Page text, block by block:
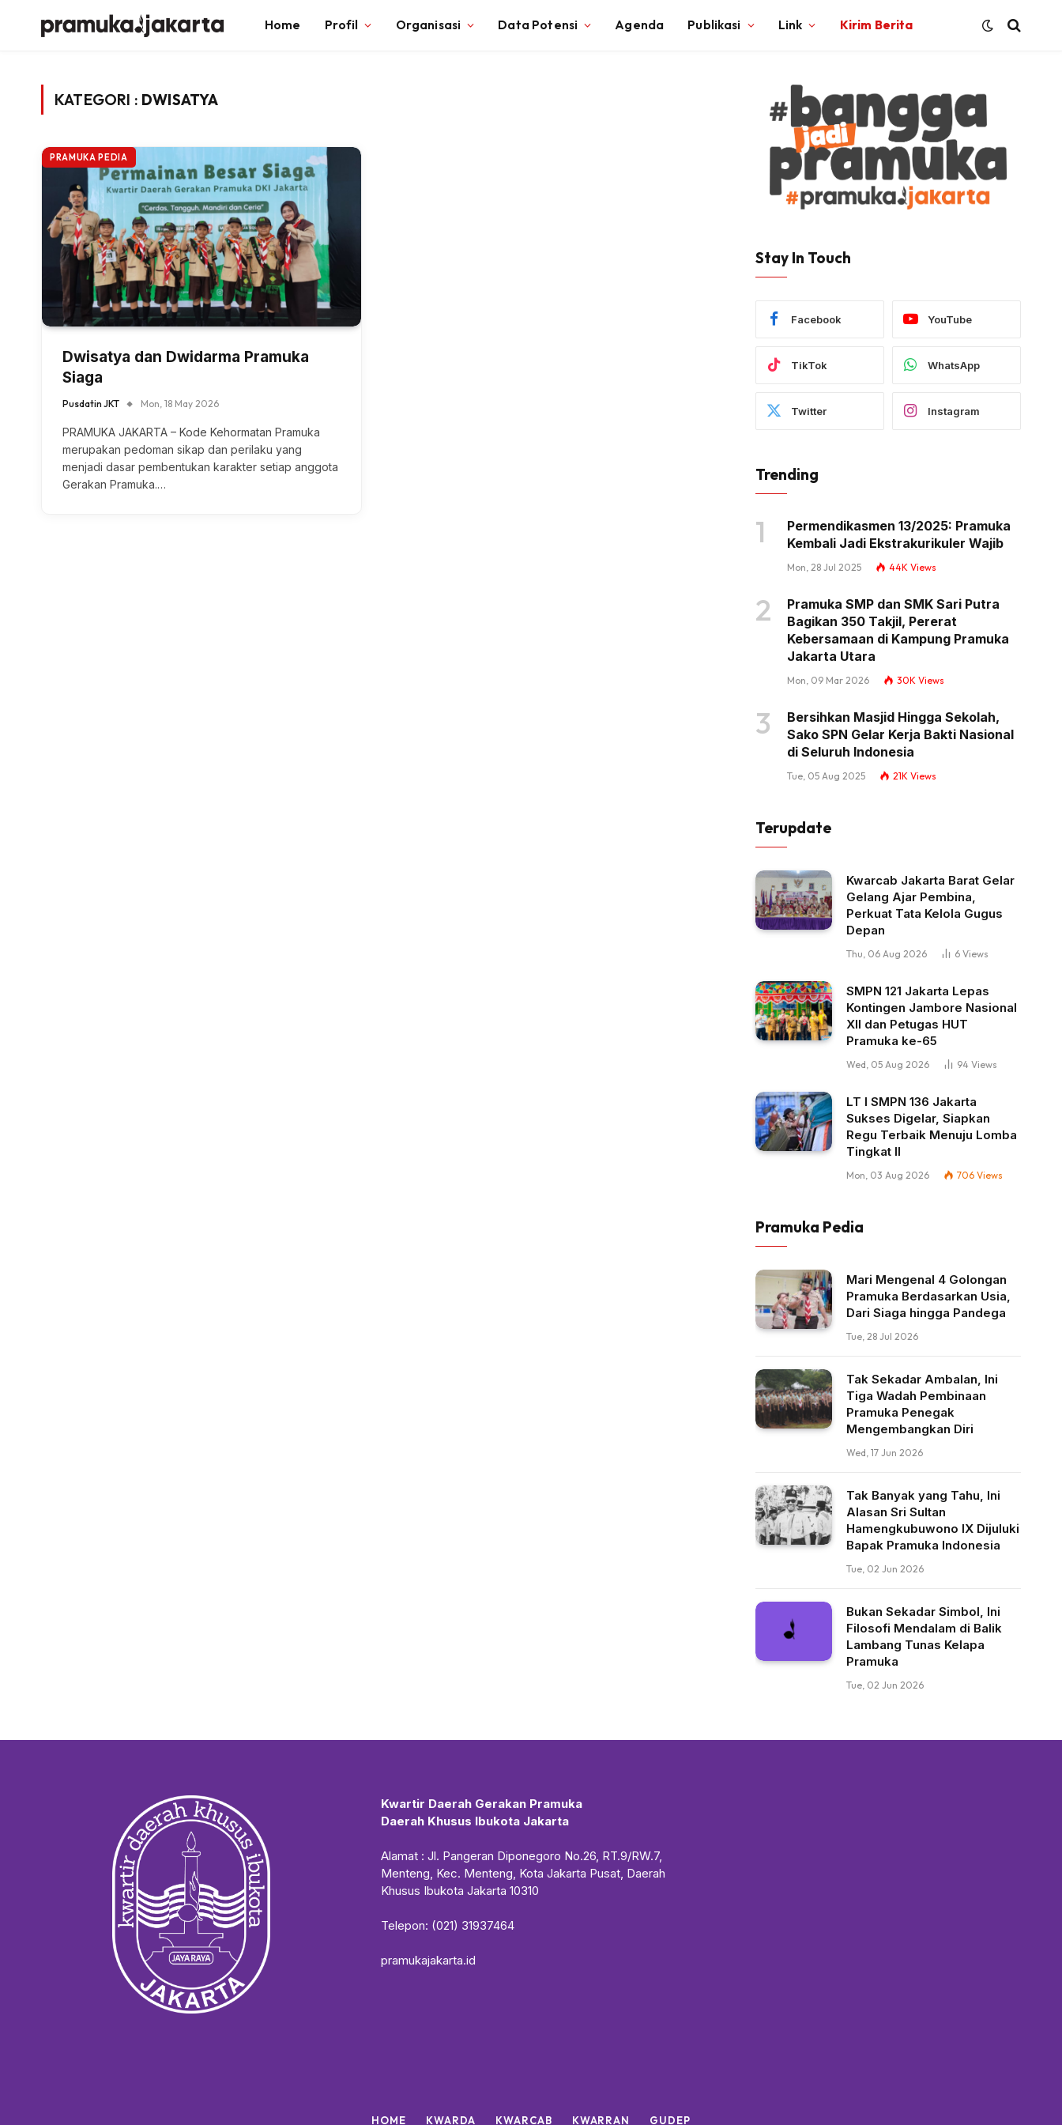
Home Profil Organisasi Data Potensi Agenda Publikasi Link Kirim Berita
KATEGORI : DWISATYA
PRAMUKA PEDIA
Dwisatya dan Dwidarma Pramuka
Siaga
Pusdatin JKT Mon, 18 May 2026
PRAMUKA JAKARTA – Kode Kehormatan Pramuka
merupakan pedoman sikap dan perilaku yang
menjadi dasar pembentukan karakter setiap anggota
Gerakan Pramuka.…
Stay In Touch
Facebook YouTube
TikTok WhatsApp
Twitter Instagram
Trending
Permendikasmen 13/2025: Pramuka
Kembali Jadi Ekstrakurikuler Wajib
Mon, 28 Jul 2025 44K Views
Pramuka SMP dan SMK Sari Putra
Bagikan 350 Takjil, Pererat
Kebersamaan di Kampung Pramuka
Jakarta Utara
Mon, 09 Mar 2026 30K Views
Bersihkan Masjid Hingga Sekolah,
Sako SPN Gelar Kerja Bakti Nasional
di Seluruh Indonesia
Tue, 05 Aug 2025 21K Views
Terupdate
Kwarcab Jakarta Barat Gelar
Gelang Ajar Pembina,
Perkuat Tata Kelola Gugus
Depan
Thu, 06 Aug 2026 6 Views
SMPN 121 Jakarta Lepas
Kontingen Jambore Nasional
XII dan Petugas HUT
Pramuka ke-65
Wed, 05 Aug 2026 94 Views
LT I SMPN 136 Jakarta
Sukses Digelar, Siapkan
Regu Terbaik Menuju Lomba
Tingkat II
Mon, 03 Aug 2026 706 Views
Pramuka Pedia
Mari Mengenal 4 Golongan
Pramuka Berdasarkan Usia,
Dari Siaga hingga Pandega
Tue, 28 Jul 2026
Tak Sekadar Ambalan, Ini
Tiga Wadah Pembinaan
Pramuka Penegak
Mengembangkan Diri
Wed, 17 Jun 2026
Tak Banyak yang Tahu, Ini
Alasan Sri Sultan
Hamengkubuwono IX Dijuluki
Bapak Pramuka Indonesia
Tue, 02 Jun 2026
Bukan Sekadar Simbol, Ini
Filosofi Mendalam di Balik
Lambang Tunas Kelapa
Pramuka
Tue, 02 Jun 2026
Kwartir Daerah Gerakan Pramuka
Daerah Khusus Ibukota Jakarta
Alamat : Jl. Pangeran Diponegoro No.26, RT.9/RW.7,
Menteng, Kec. Menteng, Kota Jakarta Pusat, Daerah
Khusus Ibukota Jakarta 10310
Telepon: (021) 31937464
pramukajakarta.id
HOME KWARDA KWARCAB KWARRAN GUDEP